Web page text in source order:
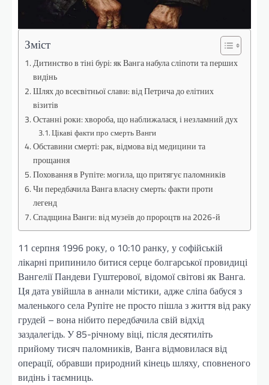
Зміст
Дитинство в тіні бурі: як Ванга набула сліпоти та перших
видінь
Шлях до всесвітньої слави: від Петрича до елітних
візитів
Останні роки: хвороба, що наближалася, і незламний дух
Цікаві факти про смерть Ванги
Обставини смерті: рак, відмова від медицини та
прощання
Поховання в Рупіте: могила, що притягує паломників
Чи передбачила Ванга власну смерть: факти проти
легенд
Спадщина Ванги: від музеїв до пророцтв на 2026-й
11 серпня 1996 року, о 10:10 ранку, у софійській
лікарні припинило битися серце болгарської провидиці
Вангелії Пандеви Гуштерової, відомої світові як Ванга.
Ця дата увійшла в аннали містики, адже сліпа бабуся з
маленького села Рупіте не просто пішла з життя від раку
грудей – вона нібито передбачила свій відхід
заздалегідь. У 85-річному віці, після десятиліть
прийому тисяч паломників, Ванга відмовилася від
операції, обравши природний кінець шляху, сповненого
видінь і таємниць.